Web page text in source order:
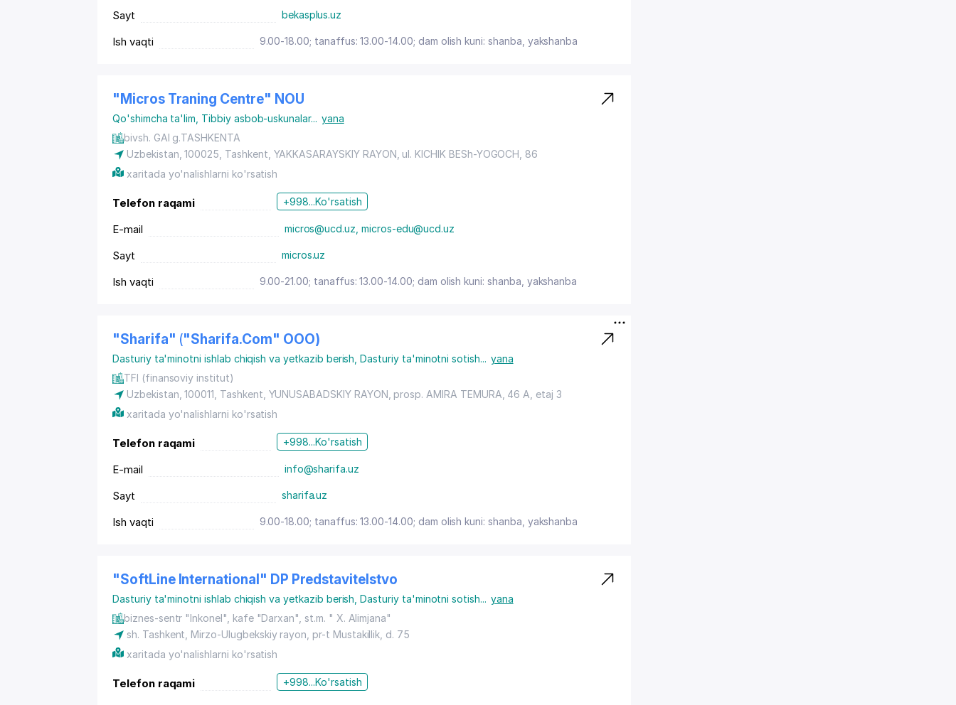
Sayt bekasplus.uz
Ish vaqti 9.00-18.00; tanaffus: 13.00-14.00; dam olish kuni: shanba, yakshanba
"Micros Traning Centre" NOU
Qo'shimcha ta'lim Tibbiy asbob-uskunalar... yana
bivsh. GAI g.TASHKENTA
Uzbekistan, 100025, Tashkent YAKKASARAYSKIY RAYON ul. KICHIK BESh-YOGOCH , 86
xaritada yo'nalishlarni ko'rsatish
Telefon raqami +998...Ko'rsatish
E-mail micros@ucd.uz, micros-edu@ucd.uz
Sayt micros.uz
Ish vaqti 9.00-21.00; tanaffus: 13.00-14.00; dam olish kuni: shanba, yakshanba
"Sharifa" ("Sharifa.Com" OOO)
Dasturiy ta'minotni ishlab chiqish va yetkazib berish ,Dasturiy ta'minotni sotish... yana
TFI (finansoviy institut)
Uzbekistan, 100011, Tashkent YUNUSABADSKIY RAYON prosp. AMIRA TEMURA , 46 A, etaj 3
xaritada yo'nalishlarni ko'rsatish
Telefon raqami +998...Ko'rsatish
E-mail info@sharifa.uz
Sayt sharifa.uz
Ish vaqti 9.00-18.00; tanaffus: 13.00-14.00; dam olish kuni: shanba, yakshanba
"SoftLine International" DP Predstavitelstvo
Dasturiy ta'minotni ishlab chiqish va yetkazib berish ,Dasturiy ta'minotni sotish... yana
biznes-sentr "Inkonel", kafe "Darxan", st.m. " X. Alimjana"
sh. Tashkent Mirzo-Ulugbekskiy rayon pr-t Mustakillik , d. 75
xaritada yo'nalishlarni ko'rsatish
Telefon raqami +998...Ko'rsatish